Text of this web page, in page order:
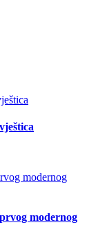
modernog